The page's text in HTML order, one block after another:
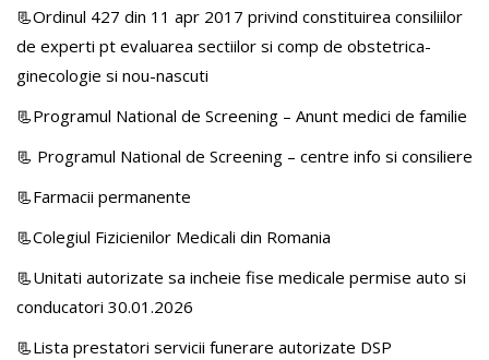
📃Ordinul 427 din 11 apr 2017 privind constituirea consiliilor
de experti pt evaluarea sectiilor si comp de obstetrica-
ginecologie si nou-nascuti
📃Programul National de Screening – Anunt medici de familie
📃 Programul National de Screening – centre info si consiliere
📃Farmacii permanente
📃Colegiul Fizicienilor Medicali din Romania
📃Unitati autorizate sa incheie fise medicale permise auto si
conducatori 30.01.2026
📃Lista prestatori servicii funerare autorizate DSP